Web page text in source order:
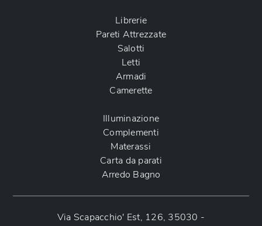
Librerie
Pareti Attrezzate
Salotti
Letti
Armadi
Camerette
Illuminazione
Complementi
Materassi
Carta da parati
Arredo Bagno
Via Scapacchio' Est, 126, 35030 -